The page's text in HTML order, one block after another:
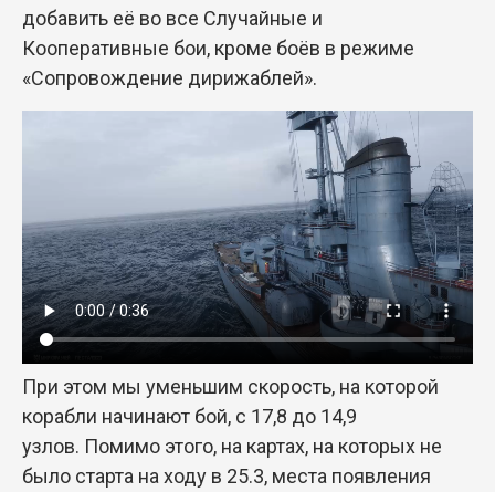
добавить её во все Случайные и
Кооперативные бои, кроме боёв в режиме
«Сопровождение дирижаблей».
При этом мы уменьшим скорость, на которой
корабли начинают бой, с 17,8 до 14,9
узлов. Помимо этого, на картах, на которых не
было старта на ходу в 25.3, места появления